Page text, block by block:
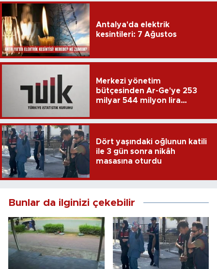
Antalya'da elektrik
kesintileri: 7 Ağustos
Merkezi yönetim
bütçesinden Ar-Ge'ye 253
milyar 544 milyon lira
Dört yaşındaki oğlunun katili
ile 3 gün sonra nikâh
masasına oturdu
Bunlar da ilginizi çekebilir